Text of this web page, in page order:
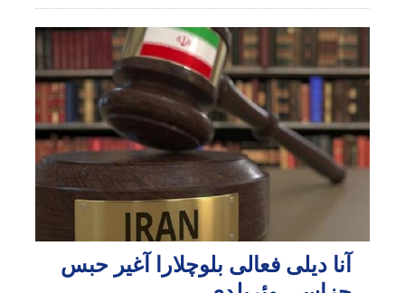
آنا دیلی فعالی بلوچلارا آغیر حبس